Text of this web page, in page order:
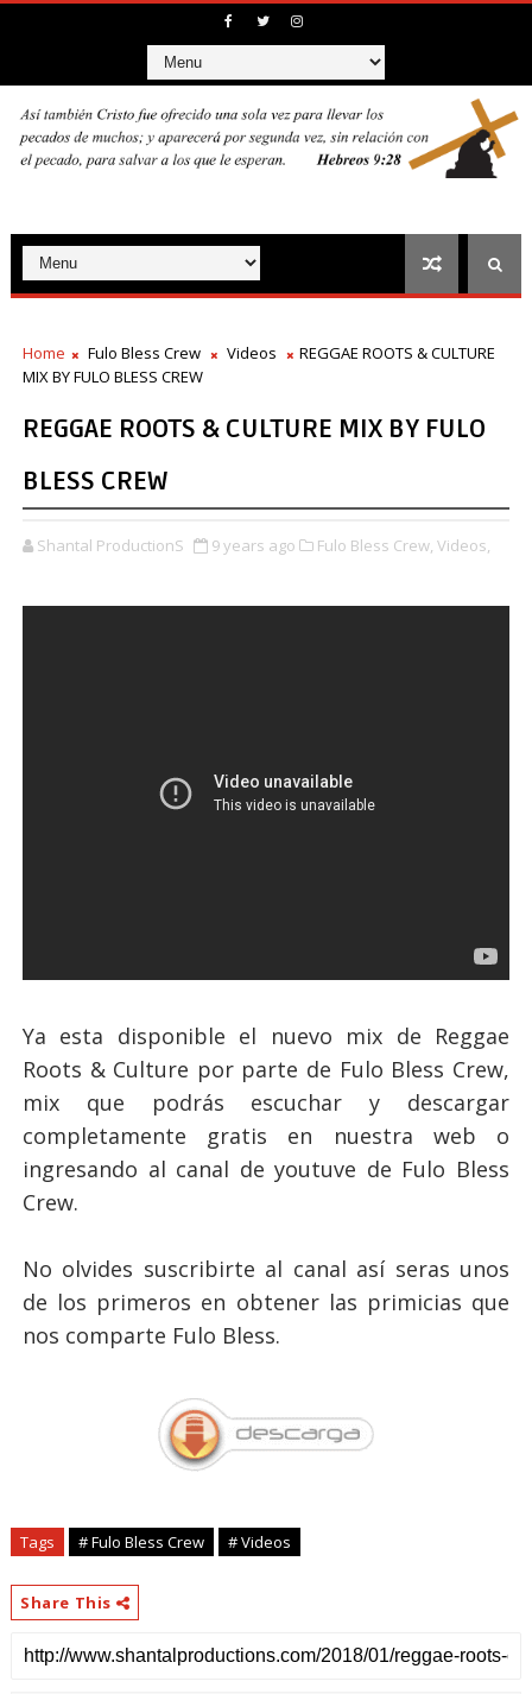
Home Fulo Bless Crew Videos
REGGAE ROOTS & CULTURE
MIX BY FULO BLESS CREW
REGGAE ROOTS & CULTURE MIX BY FULO
BLESS CREW
Shantal ProductionS 9 years ago Fulo Bless Crew, Videos,
Ya esta disponible el nuevo mix de Reggae
Roots & Culture por parte de Fulo Bless Crew,
mix que podrás escuchar y descargar
completamente gratis en nuestra web o
ingresando al canal de youtuve de Fulo Bless
Crew.
No olvides suscribirte al canal así seras unos
de los primeros en obtener las primicias que
nos comparte Fulo Bless.
Tags # Fulo Bless Crew # Videos
Share This